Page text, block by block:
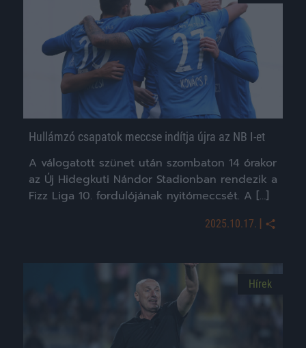
Hullámzó csapatok meccse indítja újra az NB I-et
A válogatott szünet után szombaton 14 órakor
az Új Hidegkuti Nándor Stadionban rendezik a
Fizz Liga 10. fordulójának nyitómeccsét. A […]
2025.10.17. |
Hírek